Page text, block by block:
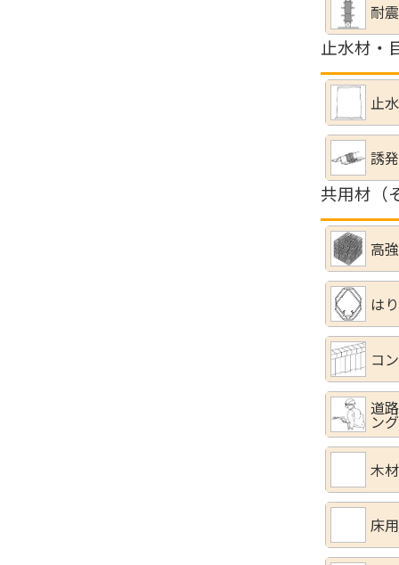
耐
止水材・
止
誘
共用材（
高
は
コ
道
ン
木
床